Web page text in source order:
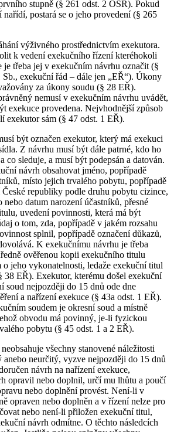
stupně (§ 261 odst. 2 OSŘ). Pokud
postará se o jeho provedení (§ 265
výživného prostřednictvím exekutora.
k vedení exekučního řízení kteréhokoli
je třeba jej v exekučním návrhu označit (§
Sb., exekuční řád – dále jen „EŘ“). Úkony
za úkony soudu (§ 28 EŘ).
nemusí v exekučním návrhu uvádět,
exekuce provedena. Nejvhodnější způsob
exekutor sám (§ 47 odst. 1 EŘ).
být označen exekutor, který má exekuci
Z návrhu musí být dále patrné, kdo ho
co sleduje, a musí být podepsán a datován.
návrh obsahovat jméno, popřípadě
místo jejich trvalého pobytu, popřípadě
republiky podle druhu pobytu cizince,
nebo datum narození účastníků, přesné
uvedení povinnosti, která má být
o tom, zda, popřípadě v jakém rozsahu
splnil, popřípadě označení důkazů,
K exekučnímu návrhu je třeba
ověřenou kopii exekučního titulu
o jeho vykonatelnosti, ledaže exekuční titul
38 EŘ). Exekutor, kterému došel exekuční
soud nejpozději do 15 dnů ode dne
a nařízení exekuce (§ 43a odst. 1 EŘ).
soudem je okresní soud a místně
obvodu má povinný, je-li fyzickou
pobytu (§ 45 odst. 1 a 2 EŘ).
všechny stanovené náležitosti
anebo neurčitý, vyzve nejpozději do 15 dnů
návrh na nařízení exekuce,
opravil nebo doplnil, určí mu lhůtu a poučí
nebo doplnění provést. Není-li v
opraven nebo doplněn a v řízení nelze pro
nebo není-li přiložen exekuční titul,
návrh odmítne. O těchto následcích